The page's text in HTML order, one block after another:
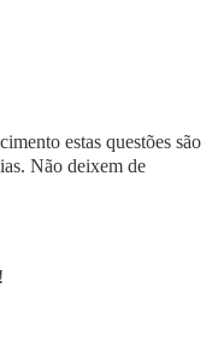
estas questões são
Não deixem de